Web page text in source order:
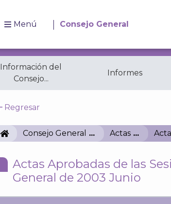
Menú Consejo General
Información del
Consejo...
Informes
Resoluciones
Regresar
IECMConsejo General Actas
Actas Aprobadas de las
General de 2003 Junio